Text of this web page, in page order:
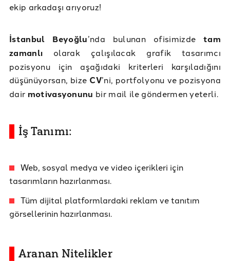
ekip arkadaşı arıyoruz!
İstanbul Beyoğlu’nda bulunan ofisimizdetam
zamanlı olarak çalışılacak grafik tasarımcı
pozisyonu için aşağıdaki kriterleri karşıladığını
düşünüyorsan, bize CV’ni, portfolyonu ve pozisyona
dair motivasyonunu bir mail ile göndermen yeterli.
İş Tanımı:
Web, sosyal medya ve video içerikleri için
tasarımların hazırlanması.
Tüm dijital platformlardaki reklam ve tanıtım
görsellerinin hazırlanması.
Aranan Nitelikler